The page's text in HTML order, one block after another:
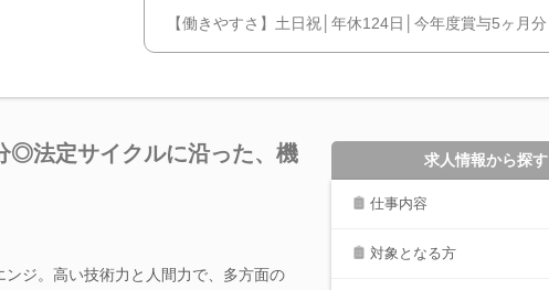
【働きやすさ】土日祝│年休124日│今年度賞与5ヶ月分
◎法定サイクルに沿った、機
ジ。高い技術力と人間力で、多方面の
求人情報から探す
仕事内容
対象となる方